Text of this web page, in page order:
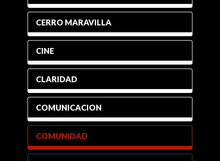
CERRO MARAVILLA
CINE
CLARIDAD
COMUNICACION
COMUNIDAD